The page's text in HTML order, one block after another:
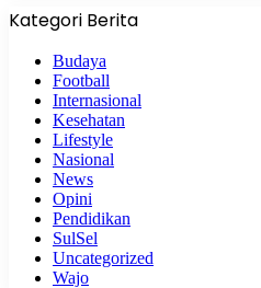
Kategori Berita
Budaya
Football
Internasional
Kesehatan
Lifestyle
Nasional
News
Opini
Pendidikan
SulSel
Uncategorized
Wajo